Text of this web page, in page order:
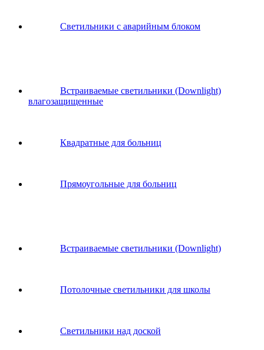
Светильники с аварийным блоком
Встраиваемые светильники (Downlight)
влагозащищенные
Квадратные для больниц
Прямоугольные для больниц
Встраиваемые светильники (Downlight)
Потолочные светильники для школы
Светильники над доской